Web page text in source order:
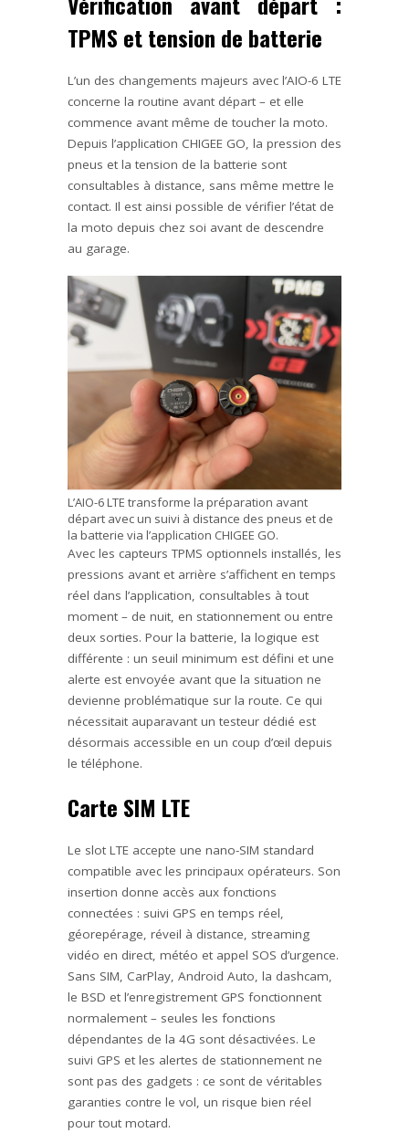
TPMS et tension de batterie
L’un des changements majeurs avec l’AIO-6 LTE
concerne la routine avant départ – et elle
commence avant même de toucher la moto.
Depuis l’application CHIGEE GO, la pression des
pneus et la tension de la batterie sont
consultables à distance, sans même mettre le
contact. Il est ainsi possible de vérifier l’état de
la moto depuis chez soi avant de descendre
au garage.
L’AIO-6 LTE transforme la préparation avant
départ avec un suivi à distance des pneus et de
la batterie via l’application CHIGEE GO.
Avec les capteurs TPMS optionnels installés, les
pressions avant et arrière s’affichent en temps
réel dans l’application, consultables à tout
moment – de nuit, en stationnement ou entre
deux sorties. Pour la batterie, la logique est
différente : un seuil minimum est défini et une
alerte est envoyée avant que la situation ne
devienne problématique sur la route. Ce qui
nécessitait auparavant un testeur dédié est
désormais accessible en un coup d’œil depuis
le téléphone.
Carte SIM LTE
Le slot LTE accepte une nano-SIM standard
compatible avec les principaux opérateurs. Son
insertion donne accès aux fonctions
connectées : suivi GPS en temps réel,
géorepérage, réveil à distance, streaming
vidéo en direct, météo et appel SOS d’urgence.
Sans SIM, CarPlay, Android Auto, la dashcam,
le BSD et l’enregistrement GPS fonctionnent
normalement – seules les fonctions
dépendantes de la 4G sont désactivées. Le
suivi GPS et les alertes de stationnement ne
sont pas des gadgets : ce sont de véritables
garanties contre le vol, un risque bien réel
pour tout motard.